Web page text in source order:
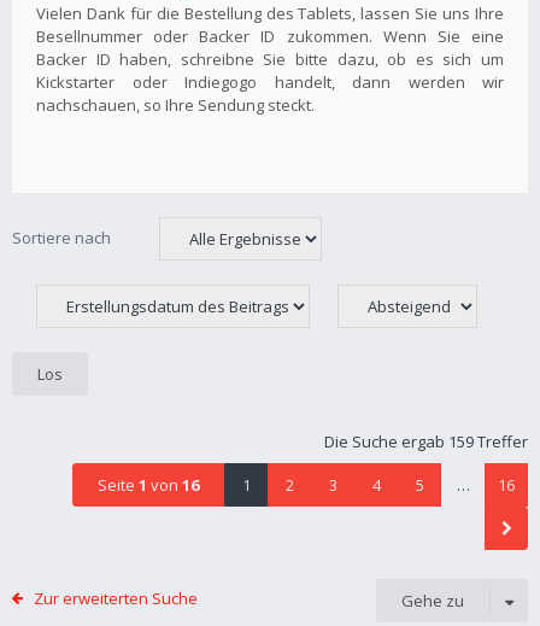
Vielen Dank für die Bestellung des Tablets, lassen Sie uns Ihre
Besellnummer oder Backer ID zukommen. Wenn Sie eine
Backer ID haben, schreibne Sie bitte dazu, ob es sich um
Kickstarter oder Indiegogo handelt, dann werden wir
nachschauen, so Ihre Sendung steckt.
Sortiere nach
Die Suche ergab 159 Treffer
Seite 1 von 16 1 2 3 4 5 … 16
Zur erweiterten Suche Gehe zu